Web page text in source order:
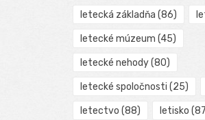
letecká základňa (86)
letecké múzeum (45)
letecké nehody(80)
letecké spoločnosti (25)
letectvo (88) letisko